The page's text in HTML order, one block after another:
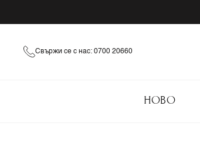
Свържи се с нас: 0700 20660
НОВО